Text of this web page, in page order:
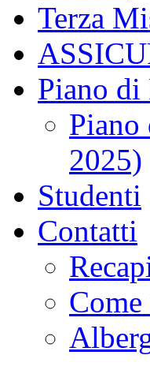
Terza
Piano di
2025)
Studenti
Contatti